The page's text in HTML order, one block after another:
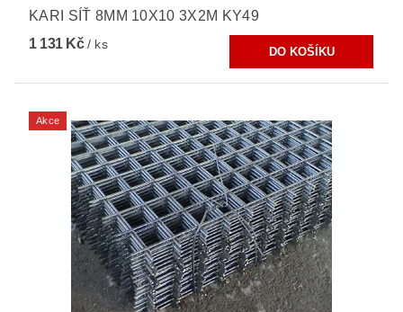
KARI SÍŤ 8MM 10X10 3X2M KY49
1 131 Kč/ ks
Akce